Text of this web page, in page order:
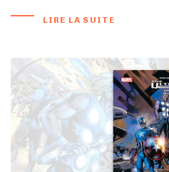
LIRE LA SUITE